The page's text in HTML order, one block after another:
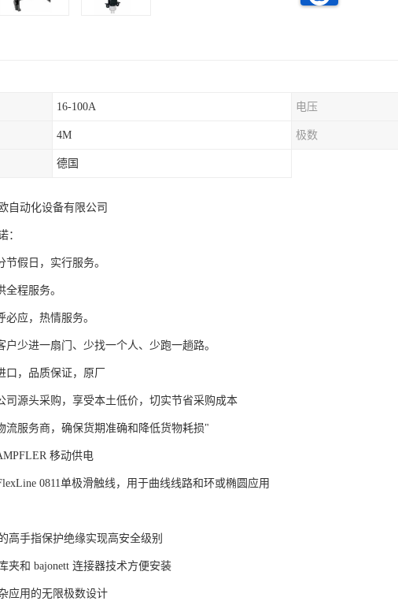
16-100A 电压
4M 极数
德国
自动化设备有限公司
：
节假日，实行服务。
全程服务。
必应，热情服务。
户少进一扇门、少找一个人、少跑一趟路。
口，品质保证，原厂
司源头采购，享受本土低价，切实节省采购成本
流服务商，确保货期准确和降低货物耗损"
移动供电
0811单极滑触线，用于曲线线路和环或椭圆应用
高手指保护绝缘实现高安全级别
夹和 bajonett 连接器技术方便安装
应用的无限极数设计